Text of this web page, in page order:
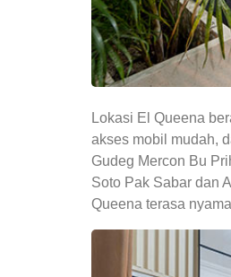
Lokasi El Queena
akses mobil mudah,
Gudeg Mercon Bu
Soto Pak Sabar dan
Queena terasa